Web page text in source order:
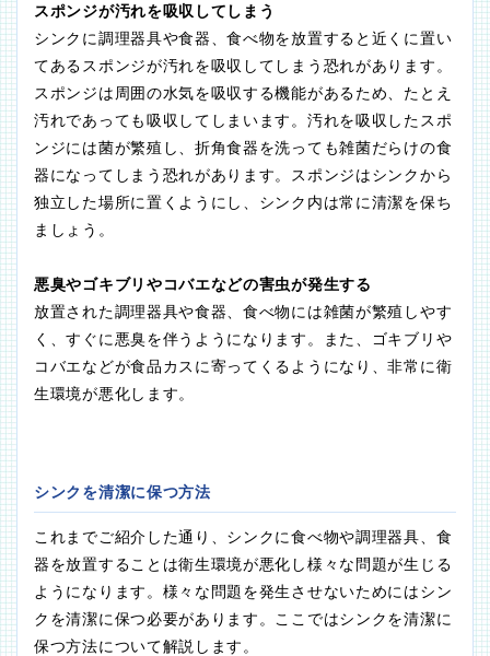
スポンジが汚れを吸収してしまう
シンクに調理器具や食器、食べ物を放置すると近くに置い
てあるスポンジが汚れを吸収してしまう恐れがあります。
スポンジは周囲の水気を吸収する機能があるため、たとえ
汚れであっても吸収してしまいます。汚れを吸収したスポ
ンジには菌が繁殖し、折角食器を洗っても雑菌だらけの食
器になってしまう恐れがあります。スポンジはシンクから
独立した場所に置くようにし、シンク内は常に清潔を保ち
ましょう。
悪臭やゴキブリやコバエなどの害虫が発生する
放置された調理器具や食器、食べ物には雑菌が繁殖しやす
く、すぐに悪臭を伴うようになります。また、ゴキブリや
コバエなどが食品カスに寄ってくるようになり、非常に衛
生環境が悪化します。
シンクを清潔に保つ方法
これまでご紹介した通り、シンクに食べ物や調理器具、食
器を放置することは衛生環境が悪化し様々な問題が生じる
ようになります。様々な問題を発生させないためにはシン
クを清潔に保つ必要があります。ここではシンクを清潔に
保つ方法について解説します。